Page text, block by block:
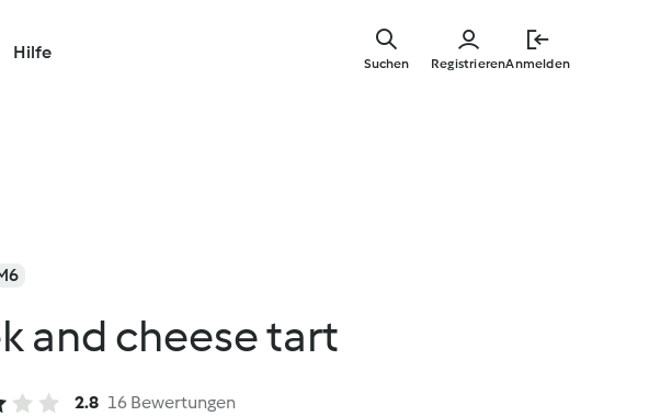
Hilfe
RegistrierenAnmelden
Suchen
and cheese tart
2.8 16 Bewertungen